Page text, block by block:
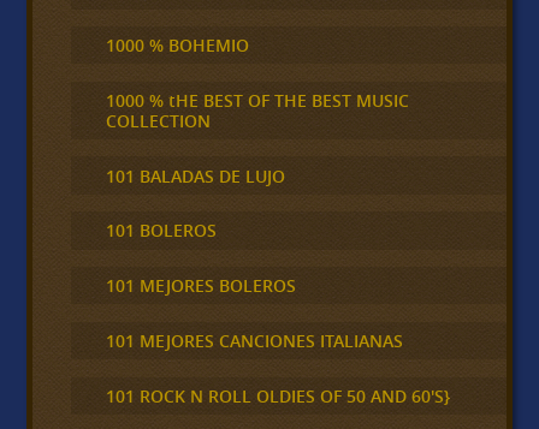
1000 % BOHEMIO
1000 % tHE BEST OF THE BEST MUSIC
COLLECTION
101 BALADAS DE LUJO
101 BOLEROS
101 MEJORES BOLEROS
101 MEJORES CANCIONES ITALIANAS
101 ROCK N ROLL OLDIES OF 50 AND 60'S}